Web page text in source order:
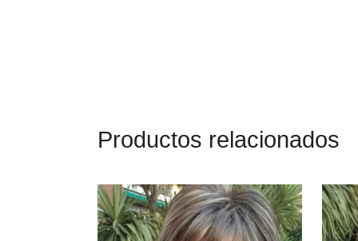
Productos relacionados